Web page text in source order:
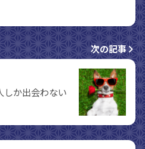
次の記事
しか出会わない